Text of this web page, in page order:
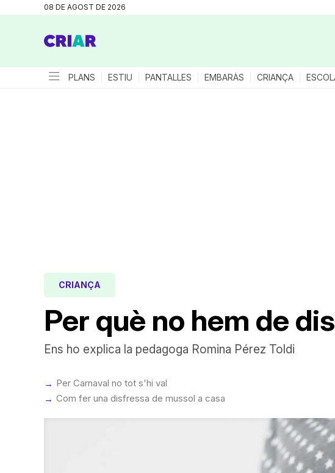
08 DE AGOST DE 2026
PLANS ESTIU PANTALLES EMBARÀS CRIANÇA
Per què no hem de
CRIANÇA
Ens ho explica la pedagoga Romina Pérez Toldi
Per Carnaval no tot s'hi val
Com fer una disfressa de mussol a casa